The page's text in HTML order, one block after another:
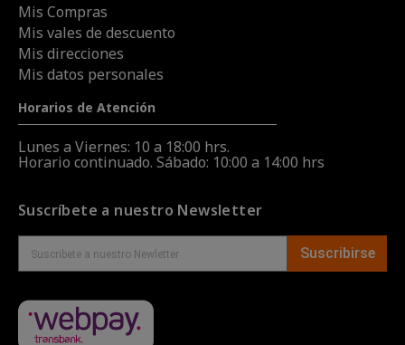
Mis Compras
Mis vales de descuento
Mis direcciones
Mis datos personales
Horarios de Atención
Lunes a Viernes: 10 a 18:00 hrs.
Horario continuado. Sábado: 10:00 a 14:00 hrs
Suscríbete a nuestro Newsletter
Suscribirse